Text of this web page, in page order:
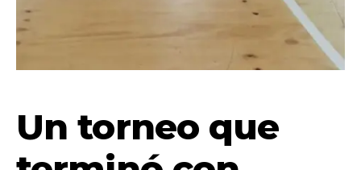
Un torneo que